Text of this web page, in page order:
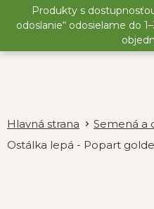
Produkty s
odoslanie“ odosielame do
Semená a
Ostálka lepá - Popart